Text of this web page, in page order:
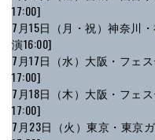
17:00]
7⽉15⽇（月・祝）神奈川
演16:00]
7⽉17⽇（水）大阪・フェ
17:00]
7⽉18⽇（木）大阪・フェ
17:00]
7⽉23⽇（火）東京・東京